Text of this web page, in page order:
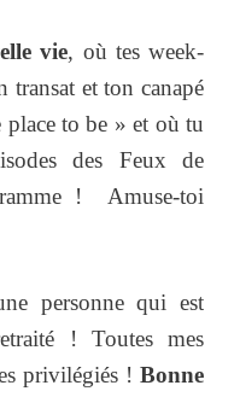
vie, où tes week-
et ton canapé
place to be » et où tu
des Feux de
! Amuse-toi
personne qui est
! Toutes mes
privilégiés ! Bonne